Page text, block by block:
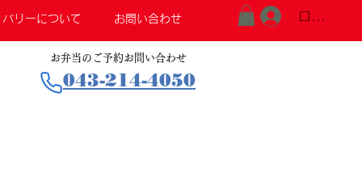
バリーについて お問い合わせ ログイン
お弁当のご予約お問い合わせ
043-214-4050